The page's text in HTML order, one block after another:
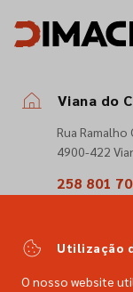
Viana do
Rua
4900-422
258 801
Utilização
O nosso website